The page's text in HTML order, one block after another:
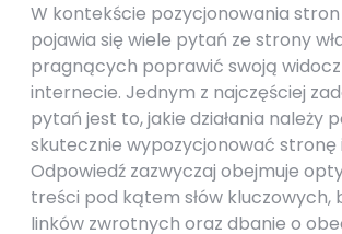
W kontekście pozycjonowania stron
pojawia się wiele pytań ze strony
pragnących poprawić swoją
internecie. Jednym z najczęściej
pytań jest to, jakie działania należy
skutecznie wypozycjonować
Odpowiedź zazwyczaj obejmuje
treści pod kątem słów kluczowych,
linków zwrotnych oraz dbanie o